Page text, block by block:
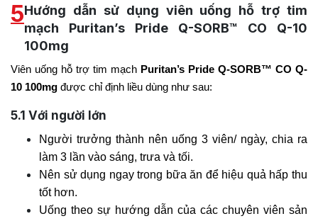
5Hướng dẫn sử dụng viên uống hỗ trợ tim
mạch Puritan’s Pride Q-SORB™ CO Q-10
100mg
Viên uống hỗ trợ tim mạch Puritan’s Pride Q-SORB™ CO Q-
10 100mg được chỉ định liều dùng như sau:
5.1 Với người lớn
Người trưởng thành nên uống 3 viên/ ngày, chia ra
làm 3 lần vào sáng, trưa và tối.
Nên sử dụng ngay trong bữa ăn để hiệu quả hấp thu
tốt hơn.
Uống theo sự hướng dẫn của các chuyên viên sản